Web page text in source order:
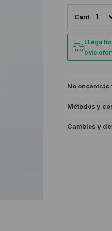
1
LLega
este
No encontrás
Métodos y
Cambios y